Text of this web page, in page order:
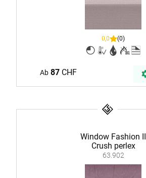
0,0 (0)
Ab 87CHF
Window Fashion II
Crush perlex
63.902